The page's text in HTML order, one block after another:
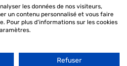
les données de nos visiteurs,
un contenu personnalisé et vous faire
Pour plus d'informations sur les cookies
Refuser